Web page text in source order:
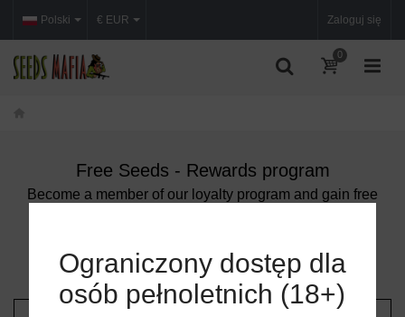
Polski Zaloguj się
€ EUR
0
Free Seeds - Rewards program
Become a member of our loyalty program and gain free
Ograniczony dostęp dla
osób pełnoletnich (18+)